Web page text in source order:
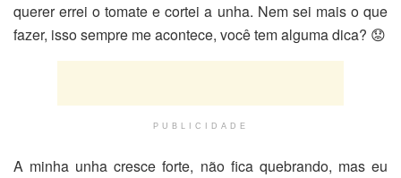
querer errei o tomate e cortei a unha. Nem sei mais o que
fazer, isso sempre me acontece, você tem alguma dica? 😟
PUBLICIDADE
A minha unha cresce forte, não fica quebrando, mas eu